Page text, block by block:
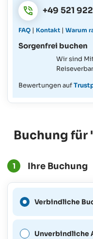
+49 521
FAQ | Kontakt | Warum
Sorgenfrei buchen
Wir sind
Bewertungen auf
Buchung für
1 Ihre Buchung
Verbindlicheist für
Unverbindliche